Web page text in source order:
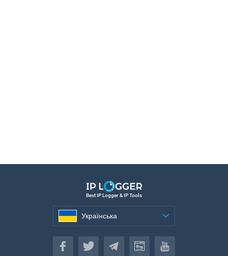
Best IP Logger & IP Tools
Українська
Українська